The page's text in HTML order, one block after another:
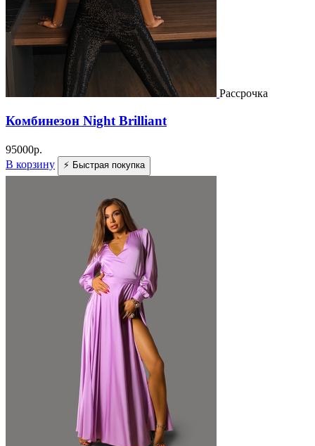
Рассрочка
Комбинезон Night Brilliant
95000р.
В корзину
⚡ Быстрая покупка